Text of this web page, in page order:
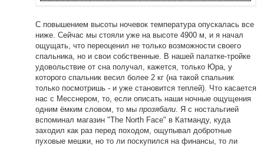
С повышением высоты ночевок температура опускалась все
ниже. Сейчас мы стояли уже на высоте 4900 м, и я начал
ощущать, что переоценил не только возможности своего
спальника, но и свои собственные. В нашей палатке-тройке
удовольствие от сна получал, кажется, только Юра, у
которого спальник весил более 2 кг (на такой спальник
только посмотришь - и уже становится теплей). Что касается
нас с Месснером, то, если описать наши ночные ощущения
одним ёмким словом, то мы прозябали. Я с ностальгией
вспоминал магазин "The North Face" в Катманду, куда
заходил как раз перед походом, ощупывал добротные
пуховые мешки, но то ли поскупился на финансы, то ли